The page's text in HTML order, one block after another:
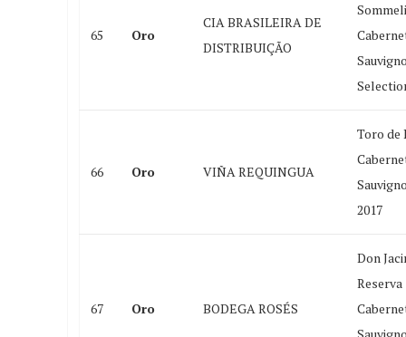
65 Oro
CIA BRASILEIRA DE
DISTRIBUIÇÃO
66 Oro VIÑA REQUINGUA
Toro de
2017
67 Oro BODEGA ROSÉS
Don
Reserva